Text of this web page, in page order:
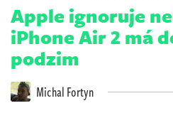
Apple ignoruje
iPhone Air 2 má
podzim
Michal Fortyn